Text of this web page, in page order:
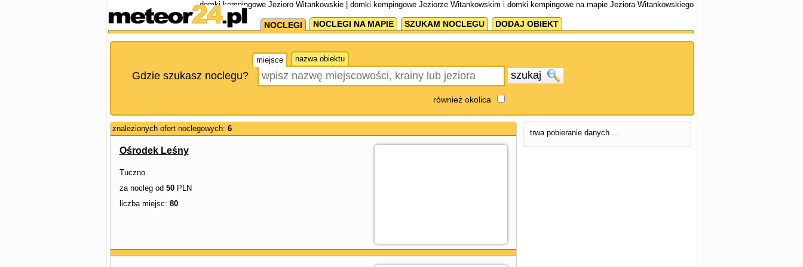
domki kempingowe Jezioro Witankowskie | domki kempingowe Jeziorze Witankowskim i domki kempingowe na mapie Jeziora Witankowskiego
NOCLEGI NOCLEGI NA MAPIE SZUKAM NOCLEGU DODAJ OBIEKT
miejsce nazwa obiektu
Gdzie szukasz noclegu? szukaj
również okolica
znalezionych ofert noclegowych: 6
Ośrodek Leśny
Tuczno
za nocleg od 50PLN
liczba miejsc: 80
trwa pobieranie danych ...